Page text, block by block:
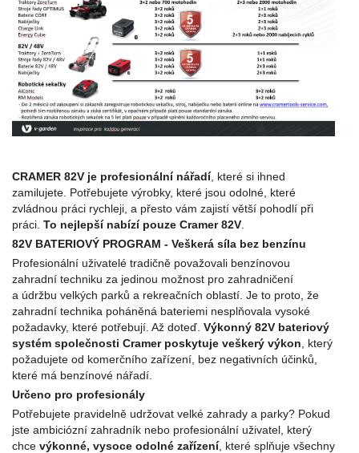
CRAMER 82V je profesionální nářadí, které si ihned
zamilujete. Potřebujete výrobky, které jsou odolné, které
zvládnou práci rychleji, a přesto vám zajistí větší pohodlí při
práci. To nejlepší nabízí pouze Cramer 82V
82V BATERIOVÝ PROGRAM - Veškerá síla bez benzínu
Profesionální uživatelé tradičně považovali benzínovou
zahradní techniku za jedinou možnost pro zahradničení
a údržbu velkých parků a rekreačních oblastí. Je to proto, že
zahradní technika poháněná bateriemi nesplňovala vysoké
požadavky, které potřebují. Až doteď. Výkonný 82V bateriový
systém společnosti Cramer poskytuje veškerý výkon , který
požadujete od komerčního zařízení, bez negativních účinků,
které má benzínové nářadí.
Určeno pro profesionály
Potřebujete pravidelně udržovat velké zahrady a parky? Pokud
jste ambiciózní zahradník nebo profesionální uživatel, který
chce výkonné, vysoce odolné zařízení, které splňuje všechny